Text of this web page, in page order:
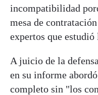
incompatibilidad
mesa de
expertos que
A juicio de la
en su informe
completo sin "los